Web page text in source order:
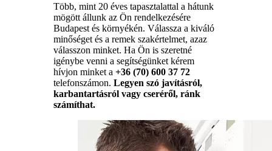
Több, mint 20 éves tapasztalattal a hátunk
mögött állunk az Ön rendelkezésére
Budapest és környékén. Válassza a kiváló
minőséget és a remek szakértelmet, azaz
válasszon minket. Ha Ön is szeretné
igénybe venni a segítségünket kérem
hívjon minket a +36 (70) 600 37 72
telefonszámon. Legyen szó javításról,
karbantartásról vagy cseréről, ránk
számíthat.